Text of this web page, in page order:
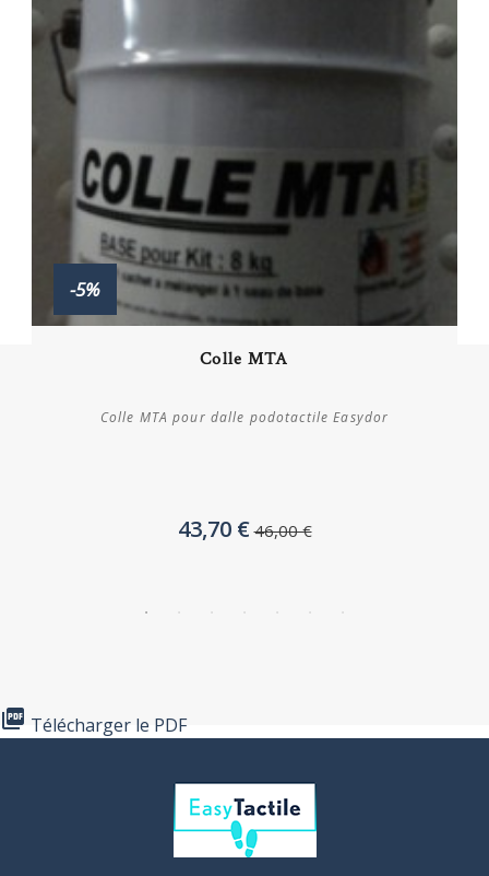
Plus de détails
-5%
Colle MTA
Colle MTA pour dalle podotactile Easydor
43,70 € 46,00 €
 Télécharger le PDF